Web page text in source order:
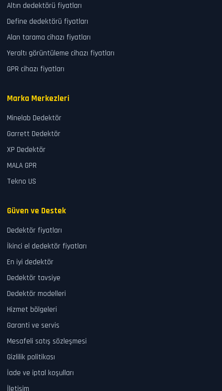
Altın dedektörü fiyatları
Define dedektörü fiyatları
Alan tarama cihazı fiyatları
Yeraltı görüntüleme cihazı fiyatları
GPR cihazı fiyatları
Marka Merkezleri
Minelab Dedektör
Garrett Dedektör
XP Dedektör
MALA GPR
Tekno US
Güven ve Destek
Dedektör fiyatları
İkinci el dedektör fiyatları
En iyi dedektör
Dedektör tavsiye
Dedektör modelleri
Hizmet bölgeleri
Garanti ve servis
Mesafeli satış sözleşmesi
Gizlilik politikası
İade ve iptal koşulları
İletişim